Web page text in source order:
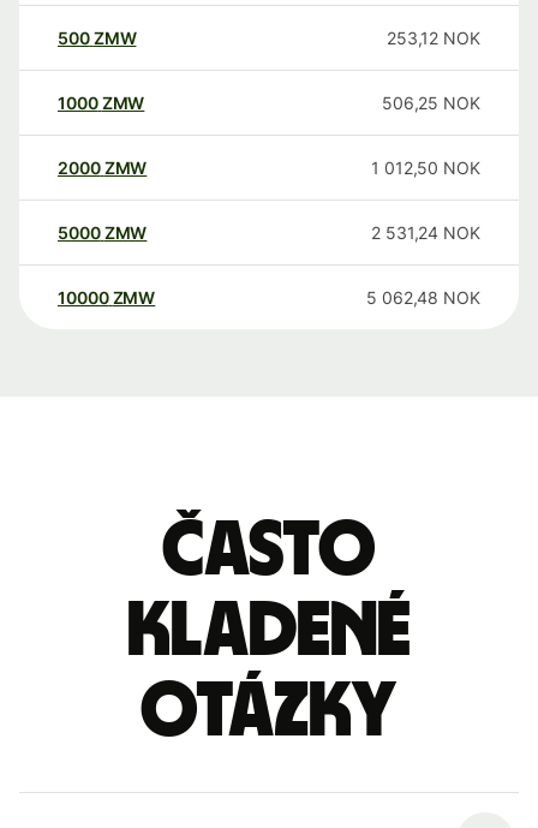
500ZMW 253,12 NOK
1000ZMW 506,25 NOK
2000ZMW 1 012,50 NOK
5000ZMW 2 531,24 NOK
10000 ZMW 5 062,48 NOK
Často
kladené
otázky